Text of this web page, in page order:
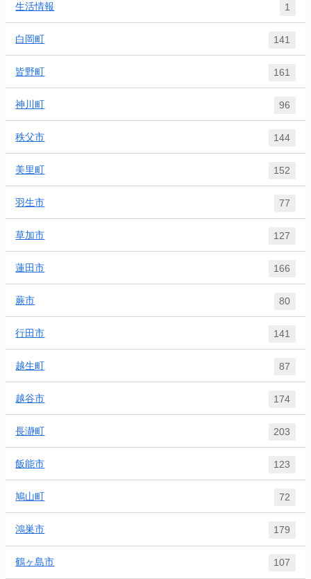
生活情報 1
白岡町 141
皆野町 161
神川町 96
秩父市 144
美里町 152
羽生市 77
草加市 127
蓮田市 166
蕨市 80
行田市 141
越生町 87
越谷市 174
長瀞町 203
飯能市 123
鳩山町 72
鴻巣市 179
鶴ヶ島市 107